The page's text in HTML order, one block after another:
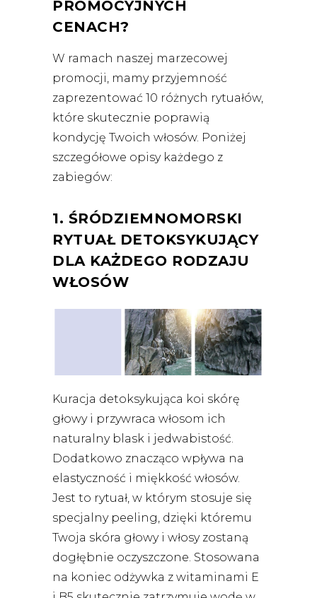
PROMOCYJNYCH
CENACH?
W ramach naszej marzecowej
promocji, mamy przyjemność
zaprezentować 10 różnych rytuałów,
które skutecznie poprawią
kondycję Twoich włosów. Poniżej
szczegółowe opisy każdego z
zabiegów:
1. ŚRÓDZIEMNOMORSKI
RYTUAŁ DETOKSYKUJĄCY
DLA KAŻDEGO RODZAJU
WŁOSÓW
Kuracja detoksykująca koi skórę
głowy i przywraca włosom ich
naturalny blask i jedwabistość.
Dodatkowo znacząco wpływa na
elastyczność i miękkość włosów.
Jest to rytuał, w którym stosuje się
specjalny peeling, dzięki któremu
Twoja skóra głowy i włosy zostaną
dogłębnie oczyszczone. Stosowana
na koniec odżywka z witaminami E